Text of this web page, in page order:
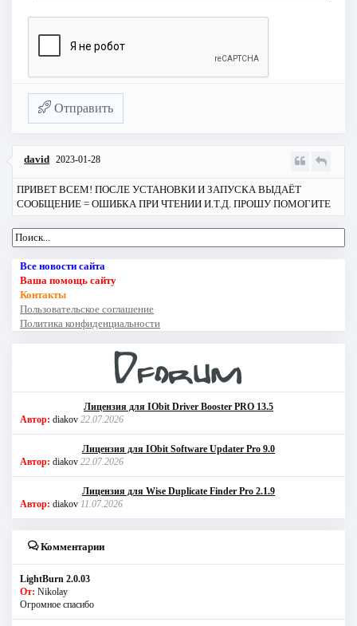
Отправить
david 2023-01-28
ПРИВЕТ ВСЕМ! ПОСЛЕ УСТАНОВКИ И ЗАПУСКА ВЫДАЁТ
СООБЩЕНИЕ = ОШИБКА ПРИ ЧТЕНИИ И.Т.Д. ПРОШУ ПОМОГИТЕ
Все новости сайта
Ваша помощь сайту
Контакты
Пользовательское соглашение
Политика конфиденциальности
Лицензия для IObit Driver Booster PRO 13.5
Автор: diakov 22.07.2026
Лицензия для IObit Software Updater Pro 9.0
Автор: diakov 22.07.2026
Лицензия для Wise Duplicate Finder Pro 2.1.9
Автор: diakov 11.07.2026
Комментарии
LightBurn 2.0.03
От: Nikolay
Огромное спасибо